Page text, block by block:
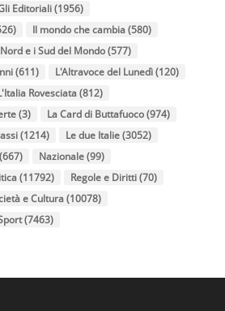
Editoriali(1956)
Il mondo che cambia(580)
e i Sud del Mondo(577)
(611) L'Altravoce del Lunedì(120)
Rovesciata(812)
(3) La Card di Buttafuoco(974)
(1214) Le due Italie(3052)
Nazionale(99)
(11792) Regole e Diritti(70)
e Cultura(10078)
(7463)